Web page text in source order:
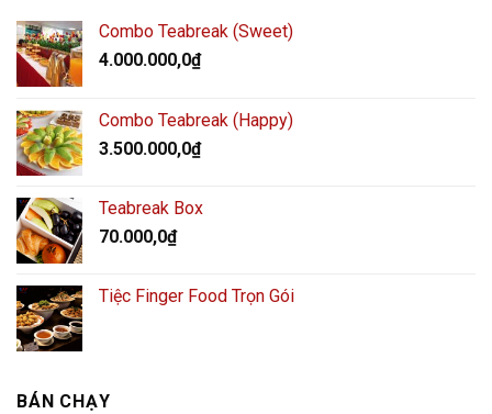
Combo Teabreak (Sweet)
4.000.000,0₫
Combo Teabreak (Happy)
3.500.000,0₫
Teabreak Box
70.000,0₫
Tiệc Finger Food Trọn Gói
BÁN CHẠY